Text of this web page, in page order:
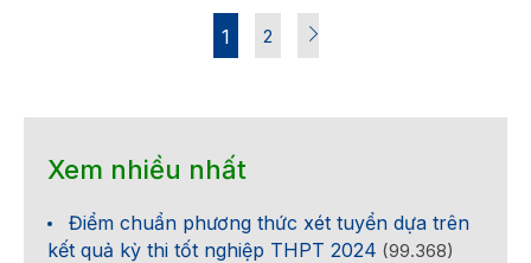
1 2
Xem nhiều nhất
Điểm chuẩn phương thức xét tuyển dựa trên
kết quả kỳ thi tốt nghiệp THPT 2024 (99.368)